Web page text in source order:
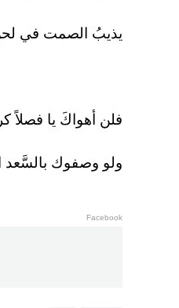
يذيبُ الصمت في
فلن أهواكَ يا فصلاً
ولو وصفوك بالسَّعد
Facebook